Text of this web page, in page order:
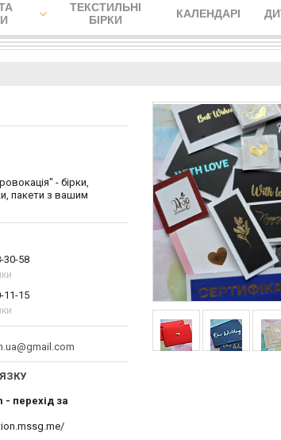
ТЕКСТИЛЬНІ
БІРКИ
КАЛЕНДАРІ
- бірки,
пакети з вашим
30-58
11-15
перехід за